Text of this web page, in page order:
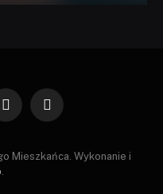
InstagramPinterest
Mieszkańca. Wykonanie i
.